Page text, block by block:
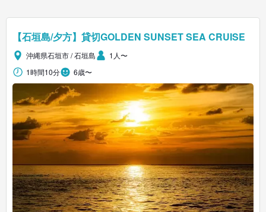
【石垣島/夕方】貸切GOLDEN SUNSET SEA CRUISE
沖縄県石垣市 / 石垣島
1人〜
1時間10分
6歳〜